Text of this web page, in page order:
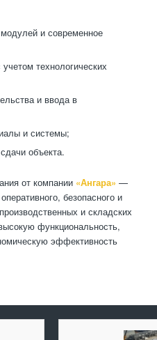
и современное
технологических
и ввода в
и системы;
объекта.
от компании «Ангара» —
безопасного и
и складских
функциональность,
эффективность